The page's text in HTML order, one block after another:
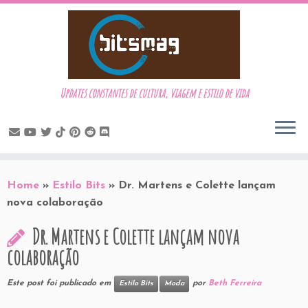
to
content
Updates constantes de cultura, viagem e estilo de vida
Home » Estilo Bits » Dr. Martens e Colette lançam
nova colaboração
Dr. Martens e Colette lançam nova
colaboração
Este post foi publicado em Estilo Bits Moda por Beth Ferreira